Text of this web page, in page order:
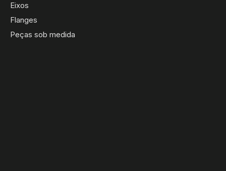
Eixos
Flanges
Peças sob medida